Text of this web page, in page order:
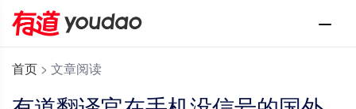
首页 > 文章阅读